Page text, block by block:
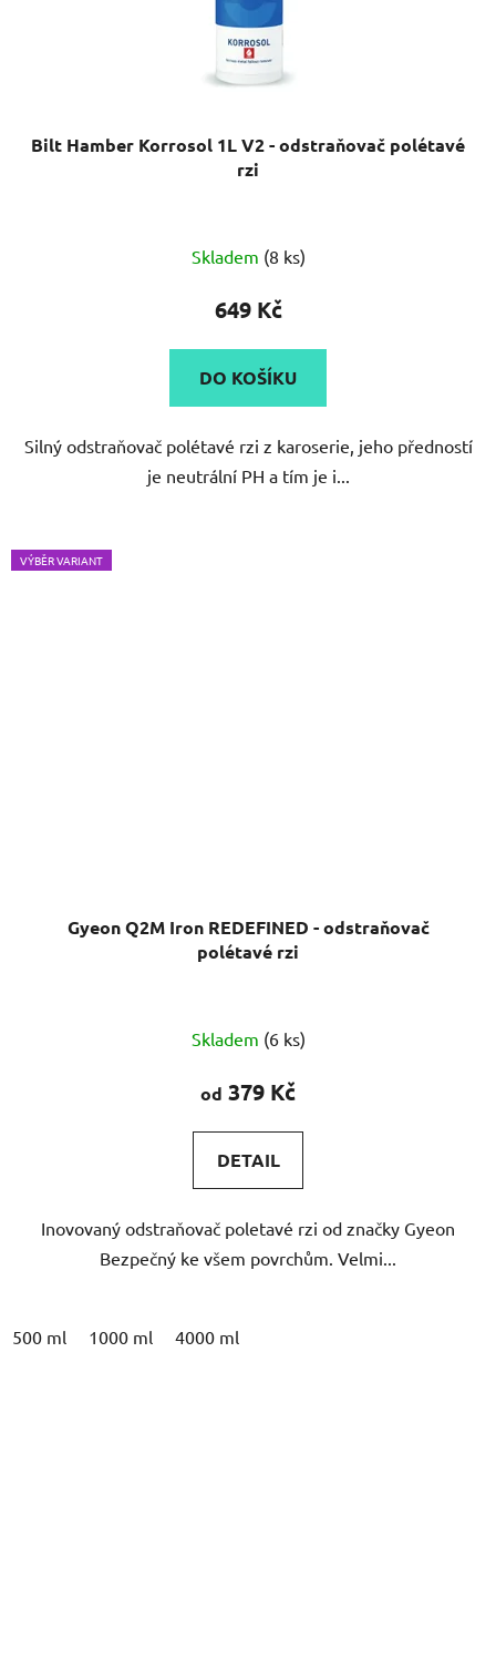
Bilt Hamber Korrosol 1L V2 - odstraňovač polétavé
rzi
hodnocení
produktu
5,0
z
hvězdiček.
Skladem (8 ks)
649 Kč
DO KOŠÍKU
Silný odstraňovač polétavé rzi z karoserie, jeho předností
je neutrální PH a tím je i...
VÝBĚR VARIANT
Gyeon Q2M Iron REDEFINED - odstraňovač
polétavé rzi
hodnocení
produktu
5,0
z
hvězdiček.
Skladem (6 ks)
od 379 Kč
DETAIL
Inovovaný odstraňovač poletavé rzi od značky Gyeon
Bezpečný ke všem povrchům. Velmi...
500 ml 1000 ml 4000 ml